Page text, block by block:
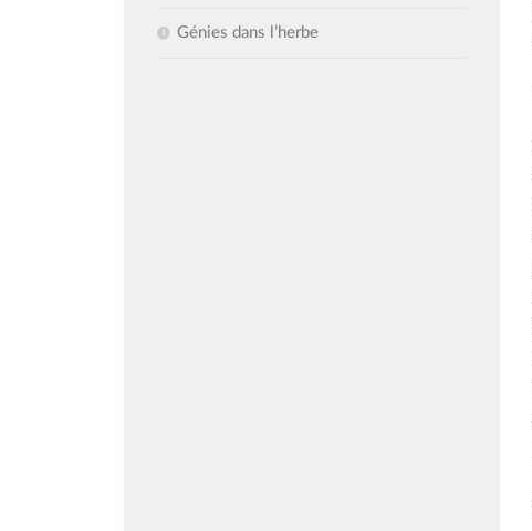
Génies dans l’herbe